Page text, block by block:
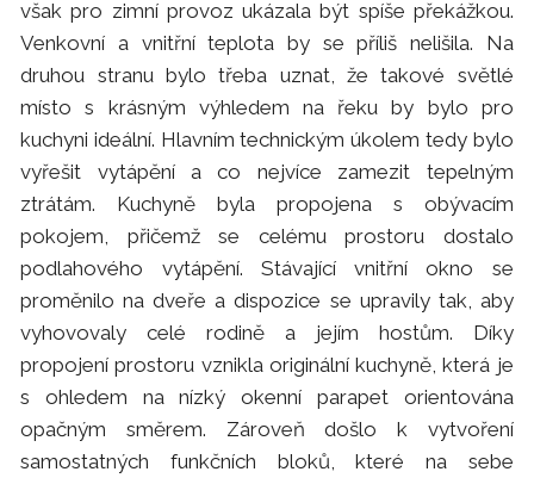
však pro zimní provoz ukázala být spíše překážkou.
Venkovní a vnitřní teplota by se příliš nelišila. Na
druhou stranu bylo třeba uznat, že takové světlé
místo s krásným výhledem na řeku by bylo pro
kuchyni ideální. Hlavním technickým úkolem tedy bylo
vyřešit vytápění a co nejvíce zamezit tepelným
ztrátám. Kuchyně byla propojena s obývacím
pokojem, přičemž se celému prostoru dostalo
podlahového vytápění. Stávající vnitřní okno se
proměnilo na dveře a dispozice se upravily tak, aby
vyhovovaly celé rodině a jejím hostům. Díky
propojení prostoru vznikla originální kuchyně, která je
s ohledem na nízký okenní parapet orientována
opačným směrem. Zároveň došlo k vytvoření
samostatných funkčních bloků, které na sebe